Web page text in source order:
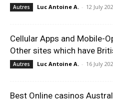
Autres Luc Antoine A. - 12 July
Cellular Apps and Mobile-
Other sites which have
Autres Luc Antoine A. - 16 July
Best Online casinos